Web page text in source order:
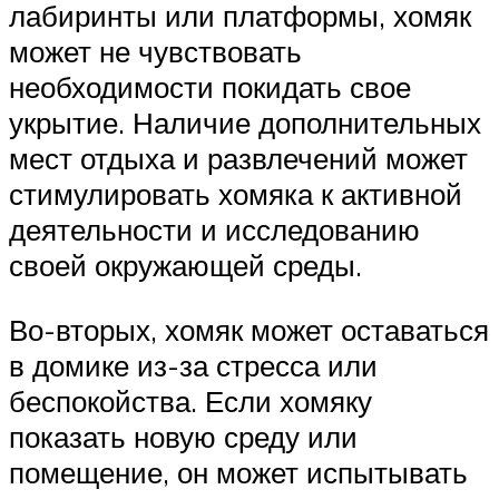
лабиринты или платформы, хомяк
может не чувствовать
необходимости покидать свое
укрытие. Наличие дополнительных
мест отдыха и развлечений может
стимулировать хомяка к активной
деятельности и исследованию
своей окружающей среды.
Во-вторых, хомяк может оставаться
в домике из-за стресса или
беспокойства. Если хомяку
показать новую среду или
помещение, он может испытывать